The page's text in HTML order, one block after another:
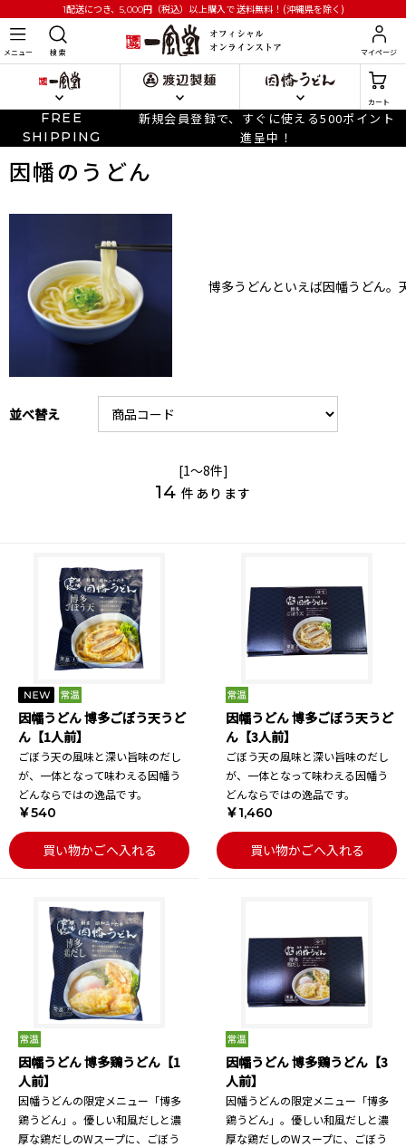
1配送につき、5,000円 （税込）以上購入で送料無料！(沖縄県を除く)
メニュー 検 索 マイページ
カート
FREE
SHIPPING
新規会員登録で、すぐに使える500ポイント
進呈中！
因幡のうどん
博多うどんといえば因幡うどん。
並べ替え
[1～8件]
14 件あります
因幡うどん 博多ごぼう天うど
ん【1人前】
ごぼう天の風味と深い旨味のだし
が、一体となって味わえる因幡う
どんならではの逸品です。
￥540
買い物かごへ入れる
因幡うどん 博多ごぼう天うど
ん【3人前】
ごぼう天の風味と深い旨味のだし
が、一体となって味わえる因幡う
どんならではの逸品です。
￥1,460
買い物かごへ入れる
因幡うどん 博多鶏うどん【1
人前】
因幡うどんの限定メニュー「博多
鶏うどん」。優しい和風だしと濃
厚な鶏だしのWスープに、ごぼう
因幡うどん 博多鶏うどん【3
人前】
因幡うどんの限定メニュー「博多
鶏うどん」。優しい和風だしと濃
厚な鶏だしのWスープに、ごぼう